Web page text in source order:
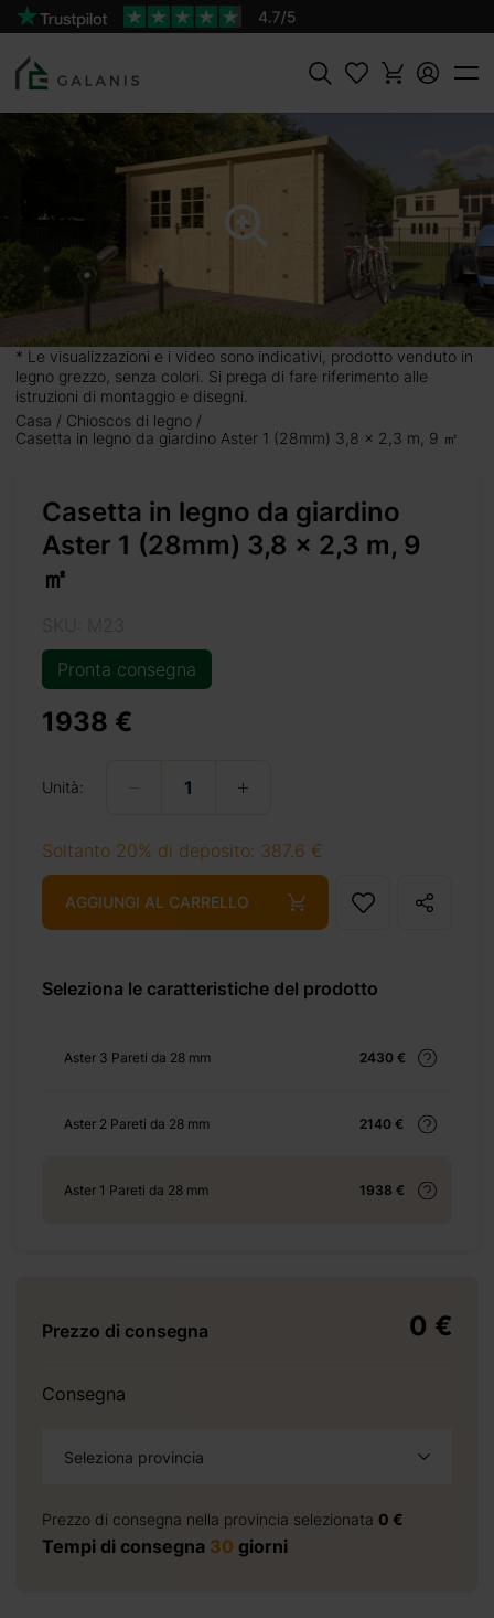
Cercare
* Le visualizzazioni e i video sono indicativi, prodotto venduto in
legno grezzo, senza colori. Si prega di fare riferimento alle
istruzioni di montaggio e disegni.
Casa
Chioscos di legno
Casetta in legno da giardino Aster 1 (28mm) 3,8 x 2,3 m, 9 ㎡
Casetta in legno da giardino
Aster 1 (28mm) 3,8 x 2,3 m, 9
㎡
Pronta consegna
1938 €
Unità:
Soltanto 20% di deposito: 387.6 €
AGGIUNGI AL CARRELLO
Seleziona le caratteristiche del prodotto
Aster 3 Pareti da 28 mm 2430 €
Aster 2 Pareti da 28 mm 2140 €
Aster 1 Pareti da 28 mm 1938 €
Prezzo di consegna 0 €
Consegna
Seleziona provincia
Prezzo di consegna nella provincia selezionata 0 €
Tempi di consegna 30 giorni
Prodotto:
Aster 1 Pareti da 28 mm
1938 €
Con due
un
spazio.
hobby.
legno di
rifugio in
+ 69 €
+ 155 €
+ 276 €
+ 250 €
+ 200 €